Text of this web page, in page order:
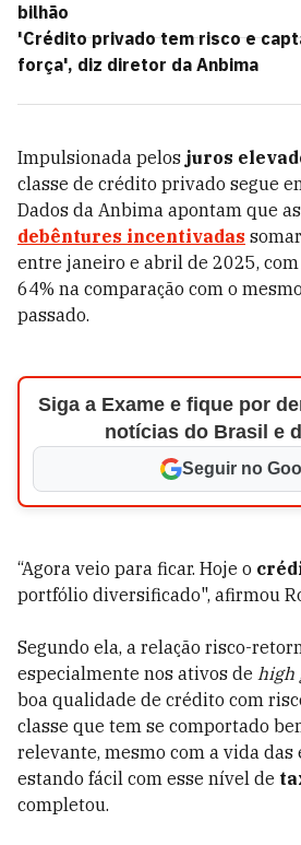
bilhão
'Crédito privado tem risco e
força', diz diretor da Anbima
Impulsionada pelos juros
classe de crédito privado segue
Dados da Anbima apontam que
debêntures incentivadas
entre janeiro e abril de 2025,
64% na comparação com o
passado.
Siga a Exame e fique por
notícias do Brasil e
Seguir no
“Agora veio para ficar. Hoje o
portfólio diversificado", afirmou
Segundo ela, a relação risco-
especialmente nos ativos de high
boa qualidade de crédito com
classe que tem se comportado
relevante, mesmo com a vida das
estando fácil com esse nível de
completou.